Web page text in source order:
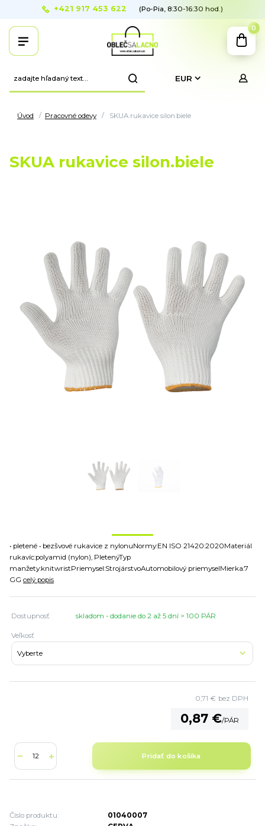
EUR
+421 917 453 622 (Po-Pia, 8:30-16:30 hod.)
0
Úvod Pracovné odevy SKUA rukavice silon.biele
SKUA rukavice silon.biele
• pletené • bezšvové rukavice z nylonuNormy:EN ISO 21420:2020Materiál
rukavíc:polyamid (nylon), PletenýTyp
manžety:knitwristPriemysel:StrojárstvoAutomobilový priemyselMierka:7
GG celý popis
Dostupnosť skladom - dodanie do 2 až 5 dní > 100 PÁR
Veľkosť
0,87 €/PÁR
0,71 € bez DPH
Pridať do košíka
Číslo produktu:
01040007